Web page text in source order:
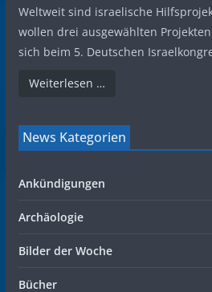
Weltweit sind israelische
wollen drei ausgewählten
sich beim 5. Deutschen
Weiterlesen …
News Kategorien
Ankündigungen
Archäologie
Bilder der Woche
Bücher